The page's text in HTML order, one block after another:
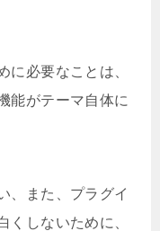
に必要なことは、
能がテーマ自体に
、また、プラグイ
くしないために、